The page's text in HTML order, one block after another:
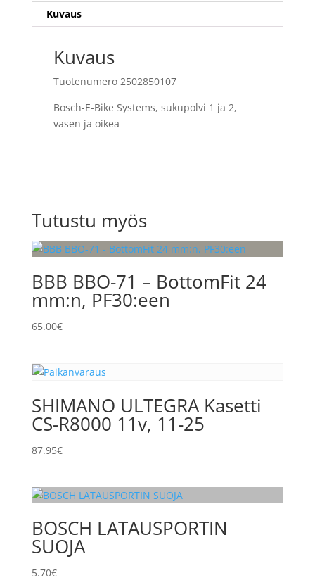
Kuvaus
Kuvaus
Tuotenumero 2502850107
Bosch-E-Bike Systems, sukupolvi 1 ja 2,
vasen ja oikea
Tutustu myös
BBB BBO-71 – BottomFit 24
mm:n, PF30:een
65.00€
SHIMANO ULTEGRA Kasetti
CS-R8000 11v, 11-25
87.95€
BOSCH LATAUSPORTIN
SUOJA
5.70€